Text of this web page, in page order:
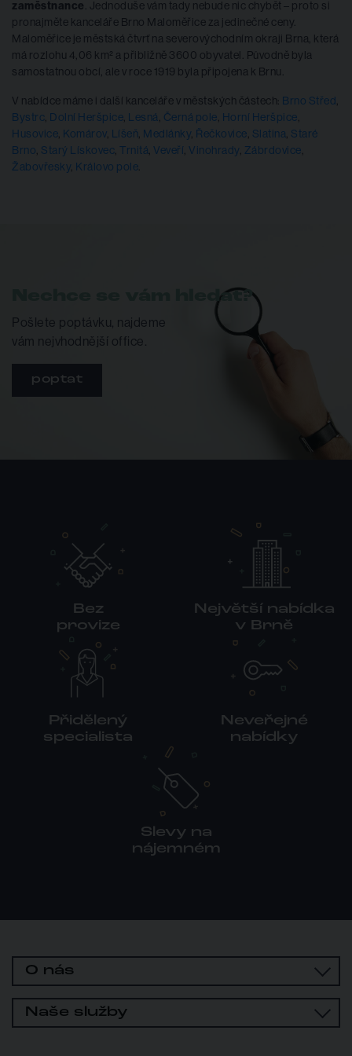
zaměstnance . Jednoduše vám tady nebude nic chybět – proto si
pronajměte kanceláře Brno Maloměřice za jedinečné ceny.
Maloměřice je městská čtvrť na severovýchodním okraji Brna, která
má rozlohu 4,06 km² a přibližně 3600 obyvatel. Původně byla
samostatnou obcí, ale v roce 1919 byla připojena k Brnu.
V nabídce máme i další kanceláře v městských částech: Brno Střed
Bystrc Dolní Heršpice Lesná Černá pole Horní Heršpice
Husovice Komárov, Líšeň Medlánky Řečkovice Slatina Staré
Brno Starý Lískovec Trnitá Veveří Vinohrady Zábrdovice
Žabovřesky Královo pole
Nechce se vám hledat?
Pošlete poptávku, najdeme
vám nejvhodnější office.
poptat
Bez
provize
Největší nabídka
v Brně
Přidělený
specialista
Neveřejné
nabídky
Slevy na
nájemném
O nás
Naše služby